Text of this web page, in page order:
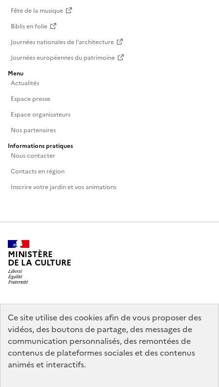
Ce site utilise des cookies afin de vous proposer des
vidéos, des boutons de partage, des messages de
communication personnalisés, des remontées de
contenus de plateformes sociales et des contenus
animés et interactifs.
Fête de la musique
Biblis en folie
Journées nationales de l'architecture
Journées européennes du patrimoine
Menu
Actualités
Espace presse
Espace organisateurs
Nos partenaires
Informations pratiques
Nous contacter
Contacts en région
Inscrire votre jardin et vos animations
MINISTÈRE
DE LA CULTURE
legifrance.gouv.fr
info.gouv.fr
service-public.gouv.fr
data.gouv.fr